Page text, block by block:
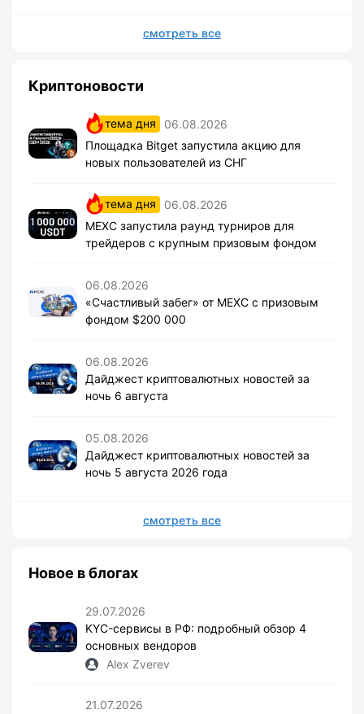
смотреть все
Криптоновости
тема дня
06.08.2026
Площадка Bitget запустила акцию для
новых пользователей из СНГ
тема дня
06.08.2026
MEXC запустила раунд турниров для
трейдеров с крупным призовым фондом
06.08.2026
«Счастливый забег» от MEXC с призовым
фондом $200 000
06.08.2026
Дайджест криптовалютных новостей за
ночь 6 августа
05.08.2026
Дайджест криптовалютных новостей за
ночь 5 августа 2026 года
смотреть все
Новое в блогах
29.07.2026
KYC-сервисы в РФ: подробный обзор 4
основных вендоров
Alex Zverev
21.07.2026